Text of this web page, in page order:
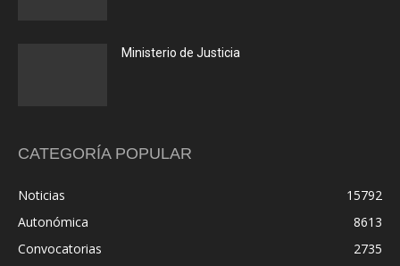
Ministerio de Justicia
CATEGORÍA POPULAR
Noticias
15792
Autonómica
8613
Convocatorias
2735